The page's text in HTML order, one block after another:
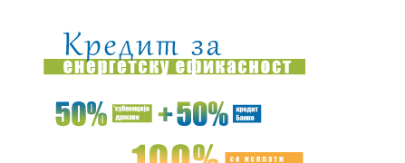
11:42:Skinuli stranačku parolu “Srbija pobeđuje” sa zgrade
gradsk...
11:41:Vučić obilazi radove na rekonstrukciji i prenameni Starog
žele...
Đedović Handanović: Nizak vodostaj Dunava stvara